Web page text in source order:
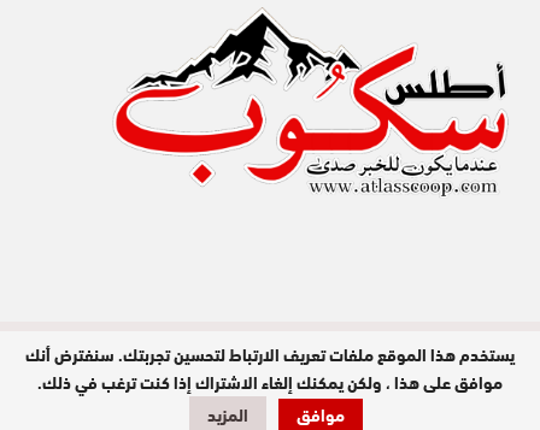
مدير النشر : عبد الله عزي / جميع الحقوق
محفوظة © 2026
تصميم وبرمجة
يستخدم هذا الموقع ملفات تعريف الارتباط لتحسين تجربتك. سنفترض أنك
موافق على هذا ، ولكن يمكنك إلغاء الاشتراك إذا كنت ترغب في ذلك.
موافق
المزيد